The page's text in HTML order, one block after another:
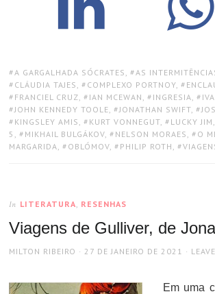
TAGS:
A GARGALHADA SÓCRATES , AS
CLÁUDIA TAJES , COMPLEXO PORTNOY ,
FRANCIEL CRUZ , IAN MCEWAN , INGRESIA ,
JOHN KENNEDY TOOLE , JONATHAN SWIFT ,
KINGSLEY AMIS , KURT VONNEGUT , LUCKY JIM
5
, MIKHAIL BULGÁKOV , NELSON MORAES , O
MARGARIDA , OBLÓMOV , PHILIP ROTH ,
In LITERATURA RESENHAS
Viagens de Gulliver, de
AUTHOR
MILTON RIBEIRO
POSTED
27 DE JANEIRO DE 2021
Em uma